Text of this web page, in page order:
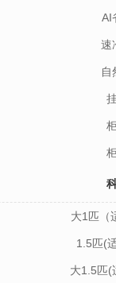
AI
速
自
大1匹（
1.5匹(
大1.5匹(